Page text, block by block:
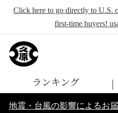
Click here to go directly to U.S.
first-time buyers!
ランキング
地震・台風の影響によるお